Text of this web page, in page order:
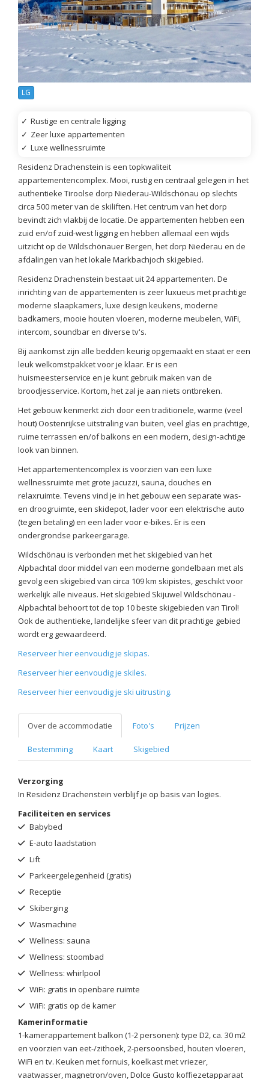
LG
✓ Rustige en centrale ligging
✓ Zeer luxe appartementen
✓ Luxe wellnessruimte
Residenz Drachenstein is een topkwaliteit
appartementencomplex. Mooi, rustig en centraal gelegen in het
authentieke Tiroolse dorp Niederau-Wildschönau op slechts
circa 500 meter van de skiliften. Het centrum van het dorp
bevindt zich vlakbij de locatie. De appartementen hebben een
zuid en/of zuid-west ligging en hebben allemaal een wijds
uitzicht op de Wildschönauer Bergen, het dorp Niederau en de
afdalingen van het lokale Markbachjoch skigebied.
Residenz Drachenstein bestaat uit 24 appartementen. De
inrichting van de appartementen is zeer luxueus met prachtige
moderne slaapkamers, luxe design keukens, moderne
badkamers, mooie houten vloeren, moderne meubelen, WiFi,
intercom, soundbar en diverse tv's.
Bij aankomst zijn alle bedden keurig opgemaakt en staat er een
leuk welkomstpakket voor je klaar. Er is een
huismeesterservice en je kunt gebruik maken van de
broodjesservice. Kortom, het zal je aan niets ontbreken.
Het gebouw kenmerkt zich door een traditionele, warme (veel
hout) Oostenrijkse uitstraling van buiten, veel glas en prachtige,
ruime terrassen en/of balkons en een modern, design-achtige
look van binnen.
Het appartementencomplex is voorzien van een luxe
wellnessruimte met grote jacuzzi, sauna, douches en
relaxruimte. Tevens vind je in het gebouw een separate was-
en droogruimte, een skidepot, lader voor een elektrische auto
(tegen betaling) en een lader voor e-bikes. Er is een
ondergrondse parkeergarage.
Wildschönau is verbonden met het skigebied van het
Alpbachtal door middel van een moderne gondelbaan met als
gevolg een skigebied van circa 109 km skipistes, geschikt voor
werkelijk alle niveaus. Het skigebied Skijuwel Wildschönau -
Alpbachtal behoort tot de top 10 beste skigebieden van Tirol!
Ook de authentieke, landelijke sfeer van dit prachtige gebied
wordt erg gewaardeerd.
Reserveer hier eenvoudig je skipas.
Reserveer hier eenvoudig je skiles.
Reserveer hier eenvoudig je ski uitrusting.
Over de accommodatie Foto's Prijzen
Bestemming Kaart Skigebied
Verzorging
In Residenz Drachenstein verblijf je op basis van logies.
Faciliteiten en services
Babybed
E-auto laadstation
Lift
Parkeergelegenheid (gratis)
Receptie
Skiberging
Wasmachine
Wellness: sauna
Wellness: stoombad
Wellness: whirlpool
WiFi: gratis in openbare ruimte
WiFi: gratis op de kamer
Kamerinformatie
1-kamerappartement balkon (1-2 personen): type D2, ca. 30 m2
en voorzien van eet-/zithoek, 2-persoonsbed, houten vloeren,
WiFi en tv. Keuken met fornuis, koelkast met vriezer,
vaatwasser, magnetron/oven, Dolce Gusto koffiezetapparaat